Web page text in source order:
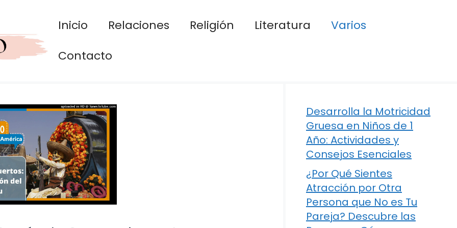
Inicio Relaciones Religión Literatura
Varios
Contacto
Desarrolla la Motricidad
Gruesa en Niños de 1
Año: Actividades y
Consejos Esenciales
¿Por Qué Sientes
Atracción por Otra
Persona que No es Tu
Pareja? Descubre las